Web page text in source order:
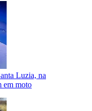
Luzia, na
em moto